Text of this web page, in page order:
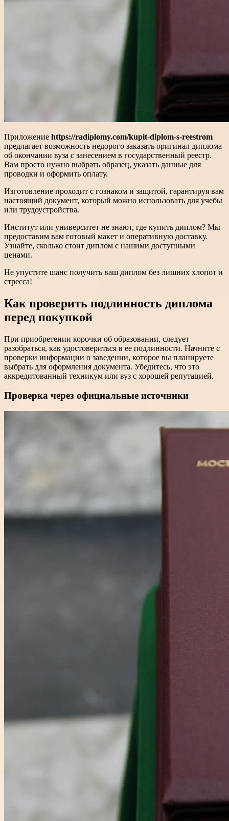
Приложение https://radiplomy.com/kupit-diplom-s-reestrom
предлагает возможность недорого заказать оригинал диплома
об окончании вуза с занесением в государственный реестр.
Вам просто нужно выбрать образец, указать данные для
проводки и оформить оплату.
Изготовление проходит с гознаком и защитой, гарантируя вам
настоящий документ, который можно использовать для учебы
или трудоустройства.
Институт или университет не знают, где купить диплом? Мы
предоставим вам готовый макет и оперативную доставку.
Узнайте, сколько стоит диплом с нашими доступными
ценами.
Не упустите шанс получить ваш диплом без лишних хлопот и
стресса!
Как проверить подлинность диплома
перед покупкой
При приобретении корочки об образовании, следует
разобраться, как удостовериться в ее подлинности. Начните с
проверки информации о заведении, которое вы планируете
выбрать для оформления документа. Убедитесь, что это
аккредитованный техникум или вуз с хорошей репутацией.
Проверка через официальные источники